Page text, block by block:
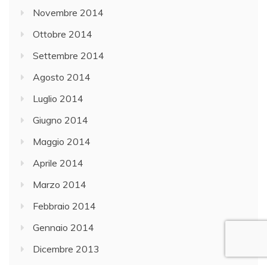
Novembre 2014
Ottobre 2014
Settembre 2014
Agosto 2014
Luglio 2014
Giugno 2014
Maggio 2014
Aprile 2014
Marzo 2014
Febbraio 2014
Gennaio 2014
Dicembre 2013